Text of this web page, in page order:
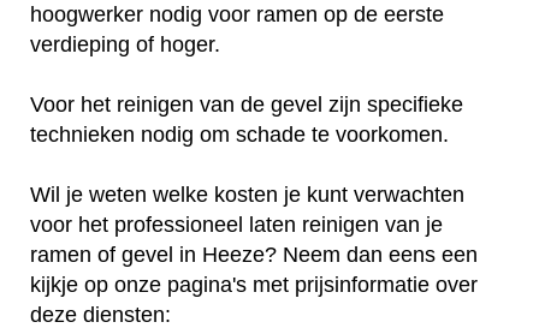
hoogwerker nodig voor ramen op de eerste
verdieping of hoger.
Voor het reinigen van de gevel zijn specifieke
technieken nodig om schade te voorkomen.
Wil je weten welke kosten je kunt verwachten
voor het professioneel laten reinigen van je
ramen of gevel in Heeze? Neem dan eens een
kijkje op onze pagina's met prijsinformatie over
deze diensten: